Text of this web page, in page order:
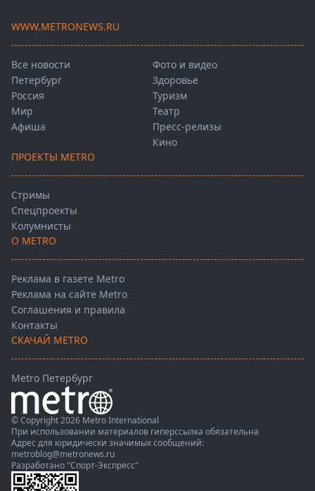
WWW.METRONEWS.RU
Все новости
Петербург
Россия
Мир
Афиша
Фото и видео
Здоровье
Туризм
Театр
Пресс-релизы
Кино
ПРОЕКТЫ METRO
Стримы
Спецпроекты
Колумнисты
О METRO
Реклама в газете Metro
Реклама на сайте Metro
Соглашения и правила
Контакты
СКАЧАЙ METRO
Metro Петербург
© Copyright 2026 Metro International
При использовании материалов гиперссылка обязательна
Адрес для юридически значимых сообщений:
metroblog@metronews.ru
Разработано "Спорт-Экспресс"